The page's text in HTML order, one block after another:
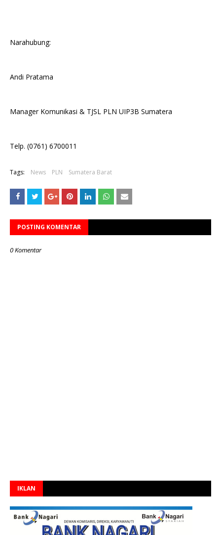
Narahubung:
Andi Pratama
Manager Komunikasi & TJSL PLN UIP3B Sumatera
Telp. (0761) 6700011
Tags: News PLN Sumatera Barat
POSTING KOMENTAR
0 Komentar
IKLAN